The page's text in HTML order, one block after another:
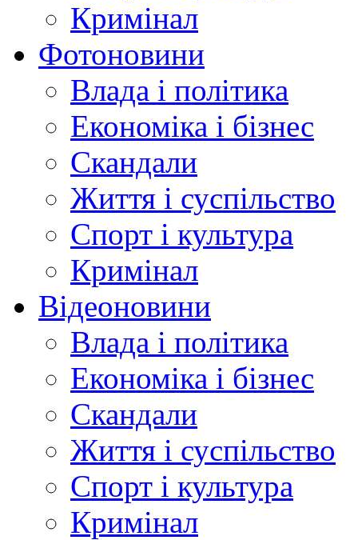
Кримінал
Фотоновини
Влада і політика
Економіка і бізнес
Скандали
Життя і суспільство
Спорт і культура
Кримінал
Відеоновини
Влада і політика
Економіка і бізнес
Скандали
Життя і суспільство
Спорт і культура
Кримінал